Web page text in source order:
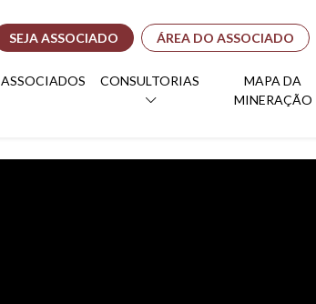
SEJA ASSOCIADO ÁREA DO ASSOCIADO
ASSOCIADOS CONSULTORIAS
MAPA DA
MINERAÇÃO